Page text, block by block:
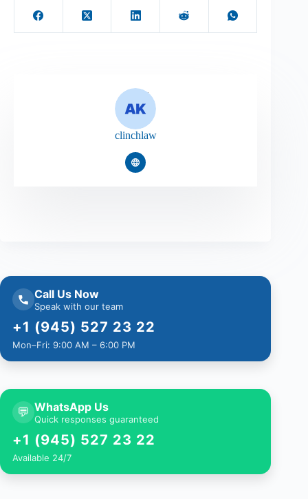
clinchlaw
Call Us Now
Speak with our team
+1 (945) 527 23 22
Mon–Fri: 9:00 AM – 6:00 PM
💬 WhatsApp Us
Quick responses guaranteed
+1 (945) 527 23 22
Available 24/7